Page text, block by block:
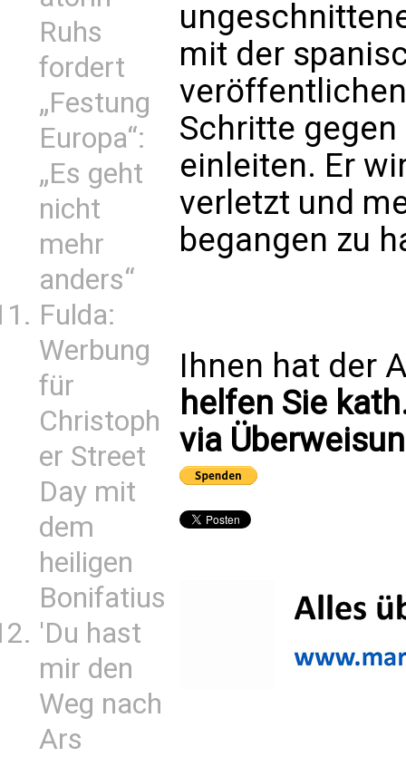
Ruhs
fordert
„Festung
Europa“:
„Es geht
nicht
mehr
anders“
Fulda:
Werbung
für
Christoph
er Street
Day mit
dem
heiligen
Bonifatius
'Du hast
mir den
Weg nach
Ars
mit der
Schritte
einleiten. Er
verletzt und
begangen zu
Ihnen hat der
helfen Sie
via